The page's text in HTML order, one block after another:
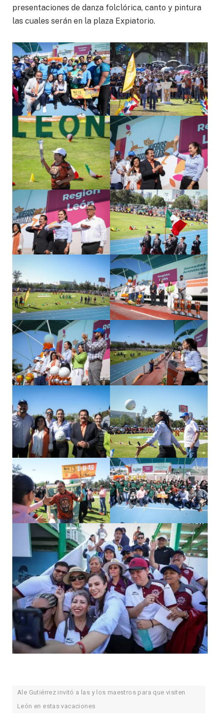
presentaciones de danza folclórica, canto y pintura
las cuales serán en la plaza Expiatorio.
Ale Gutiérrez invitó a las y los maestros para que visiten
León en estas vacaciones